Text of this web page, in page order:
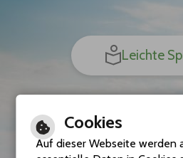
Leichte
Cookies
Auf dieser Webseite werden